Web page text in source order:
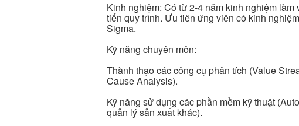
Kinh nghiệm: Có từ 2-4 năm kinh nghiệm
tiến quy trình. Ưu tiên ứng viên có kinh
Sigma.
Kỹ năng chuyên môn:
Thành thạo các công cụ phân tích (Value
Cause Analysis).
Kỹ năng sử dụng các phần mềm kỹ thuật
quản lý sản xuất khác).